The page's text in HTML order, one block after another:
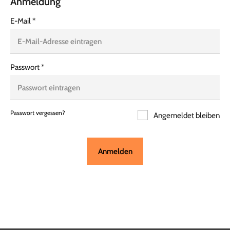
E-Mail*
Passwort*
Passwort vergessen? Angemeldet bleiben
Anmelden